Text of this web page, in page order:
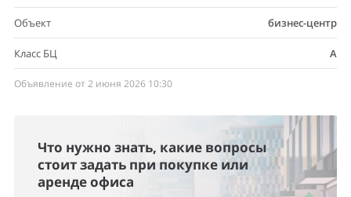
Объект бизнес-центр
Класс БЦ A
Объявление от 2 июня 2026 10:30
Что нужно знать, какие вопросы
стоит задать при покупке или
аренде офиса